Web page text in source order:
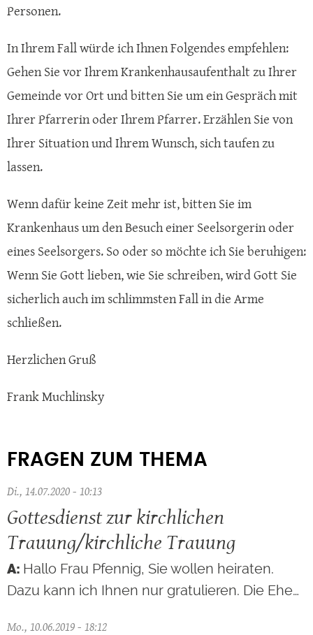
Personen.
In Ihrem Fall würde ich Ihnen Folgendes empfehlen:
Gehen Sie vor Ihrem Krankenhausaufenthalt zu Ihrer
Gemeinde vor Ort und bitten Sie um ein Gespräch mit
Ihrer Pfarrerin oder Ihrem Pfarrer. Erzählen Sie von
Ihrer Situation und Ihrem Wunsch, sich taufen zu
lassen.
Wenn dafür keine Zeit mehr ist, bitten Sie im
Krankenhaus um den Besuch einer Seelsorgerin oder
eines Seelsorgers. So oder so möchte ich Sie beruhigen:
Wenn Sie Gott lieben, wie Sie schreiben, wird Gott Sie
sicherlich auch im schlimmsten Fall in die Arme
schließen.
Herzlichen Gruß
Frank Muchlinsky
FRAGEN ZUM THEMA
Di., 14.07.2020 - 10:13
Gottesdienst zur kirchlichen
Trauung/kirchliche Trauung
Hallo Frau Pfennig, Sie wollen heiraten.
Dazu kann ich Ihnen nur gratulieren. Die Ehe…
Mo., 10.06.2019 - 18:12